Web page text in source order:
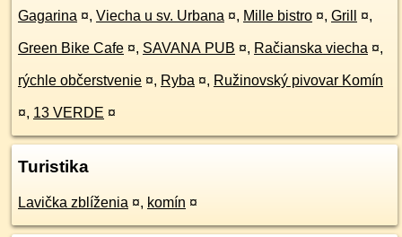
Gagarina ¤, Viecha u sv. Urbana ¤, Mille bistro ¤, Grill ¤,
Green Bike Cafe ¤, SAVANA PUB ¤, Račianska viecha ¤,
rýchle občerstvenie ¤, Ryba ¤, Ružinovský pivovar Komín
¤, 13 VERDE ¤
Turistika
Lavička zblíženia ¤, komín ¤